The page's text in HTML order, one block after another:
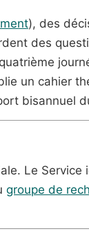
), des
des
un cahier
bisannuel
Le
groupe de